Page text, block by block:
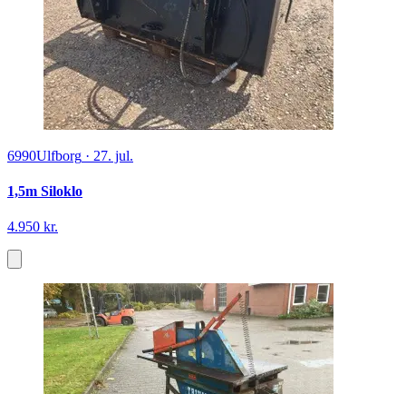
6990Ulfborg · 27. jul.
1,5m Siloklo
4.950 kr.